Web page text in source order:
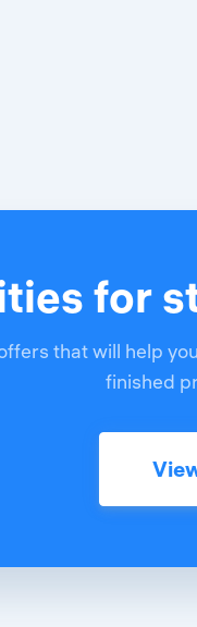
for
that will help
finished